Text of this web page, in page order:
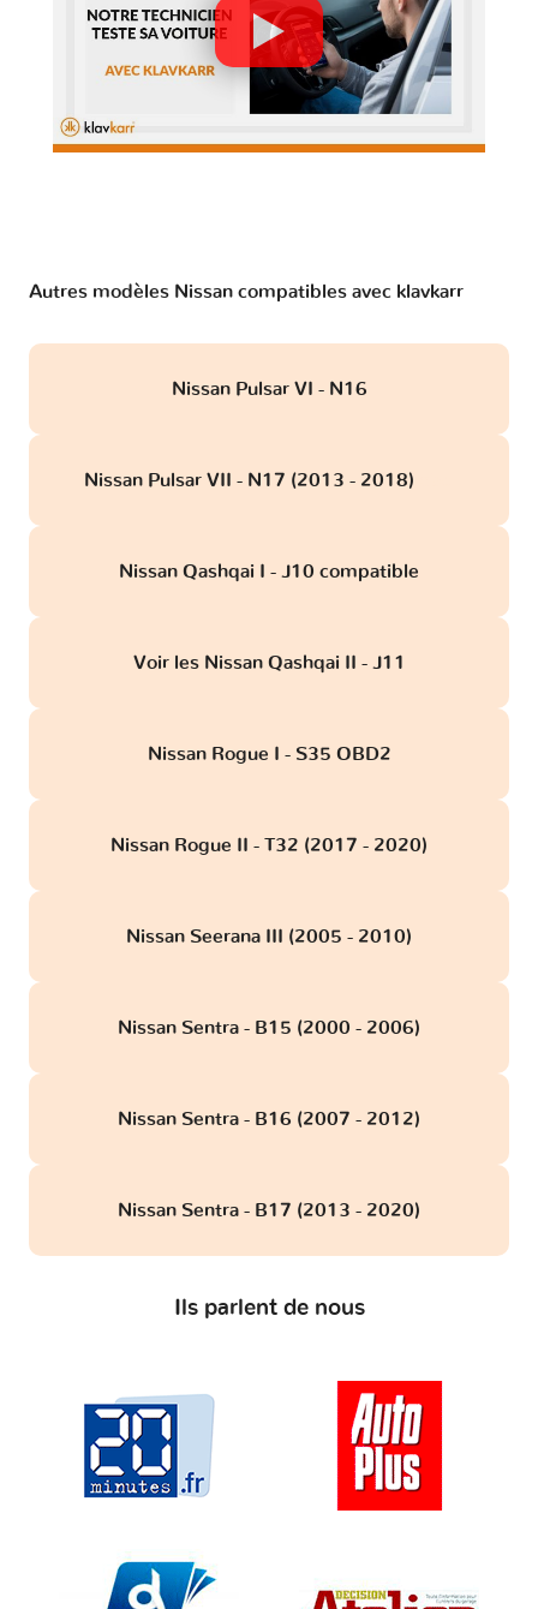
Autres modèles Nissan compatibles avec klavkarr
Nissan Pulsar VI - N16
Nissan Pulsar VII - N17 (2013 - 2018)
Nissan Qashqai I - J10 compatible
Voir les Nissan Qashqai II - J11
Nissan Rogue I - S35 OBD2
Nissan Rogue II - T32 (2017 - 2020)
Nissan Seerana III (2005 - 2010)
Nissan Sentra - B15 (2000 - 2006)
Nissan Sentra - B16 (2007 - 2012)
Nissan Sentra - B17 (2013 - 2020)
Ils parlent de nous